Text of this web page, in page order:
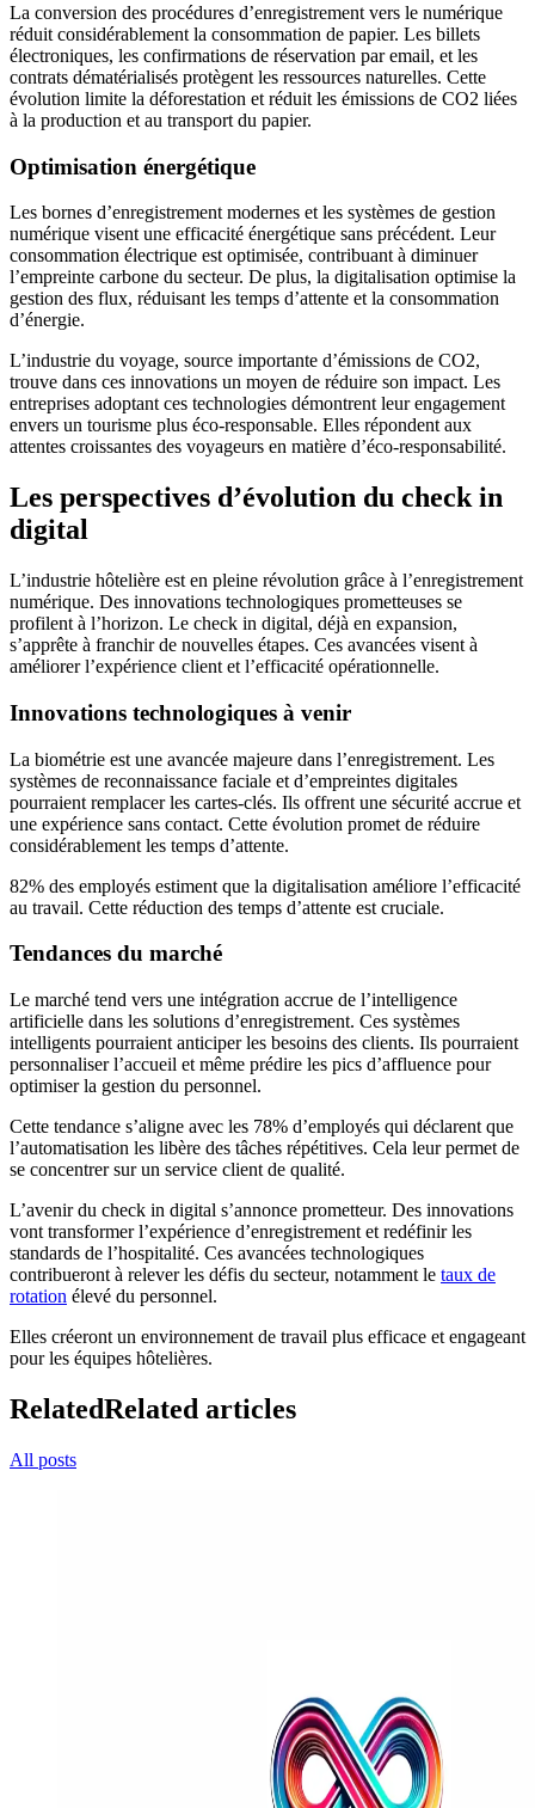
La conversion des procédures d’enregistrement vers le numérique
réduit considérablement la consommation de papier. Les billets
électroniques, les confirmations de réservation par email, et les
contrats dématérialisés protègent les ressources naturelles. Cette
évolution limite la déforestation et réduit les émissions de CO2 liées
à la production et au transport du papier.
Optimisation énergétique
Les bornes d’enregistrement modernes et les systèmes de gestion
numérique visent une efficacité énergétique sans précédent. Leur
consommation électrique est optimisée, contribuant à diminuer
l’empreinte carbone du secteur. De plus, la digitalisation optimise la
gestion des flux, réduisant les temps d’attente et la consommation
d’énergie.
L’industrie du voyage, source importante d’émissions de CO2,
trouve dans ces innovations un moyen de réduire son impact. Les
entreprises adoptant ces technologies démontrent leur engagement
envers un tourisme plus éco-responsable. Elles répondent aux
attentes croissantes des voyageurs en matière d’éco-responsabilité.
Les perspectives d’évolution du check in
digital
L’industrie hôtelière est en pleine révolution grâce à l’enregistrement
numérique. Des innovations technologiques prometteuses se
profilent à l’horizon. Le check in digital, déjà en expansion,
s’apprête à franchir de nouvelles étapes. Ces avancées visent à
améliorer l’expérience client et l’efficacité opérationnelle.
Innovations technologiques à venir
La biométrie est une avancée majeure dans l’enregistrement. Les
systèmes de reconnaissance faciale et d’empreintes digitales
pourraient remplacer les cartes-clés. Ils offrent une sécurité accrue et
une expérience sans contact. Cette évolution promet de réduire
considérablement les temps d’attente.
82% des employés estiment que la digitalisation améliore l’efficacité
au travail. Cette réduction des temps d’attente est cruciale.
Tendances du marché
Le marché tend vers une intégration accrue de l’intelligence
artificielle dans les solutions d’enregistrement. Ces systèmes
intelligents pourraient anticiper les besoins des clients. Ils pourraient
personnaliser l’accueil et même prédire les pics d’affluence pour
optimiser la gestion du personnel.
Cette tendance s’aligne avec les 78% d’employés qui déclarent que
l’automatisation les libère des tâches répétitives. Cela leur permet de
se concentrer sur un service client de qualité.
L’avenir du check in digital s’annonce prometteur. Des innovations
vont transformer l’expérience d’enregistrement et redéfinir les
standards de l’hospitalité. Ces avancées technologiques
contribueront à relever les défis du secteur, notamment le taux de
rotation élevé du personnel.
Elles créeront un environnement de travail plus efficace et engageant
pour les équipes hôtelières.
RelatedRelated articles
All posts